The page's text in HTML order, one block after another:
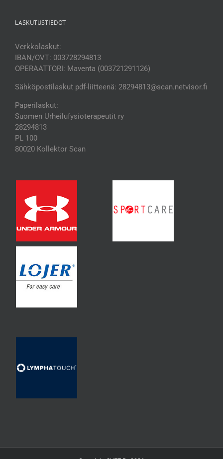
LASKUTUSTIEDOT
Verkkolaskut:
IBAN/OVT: 003728294813
OPERAATTORI: Maventa (003721291126)
Sähköpostilaskut pdf-liitteenä: 28294813@scan.netvisor.fi
Paperilaskut:
Suomen Urheilufysioterapeutit ry
28294813
PL 100
80020 Kollektor Scan